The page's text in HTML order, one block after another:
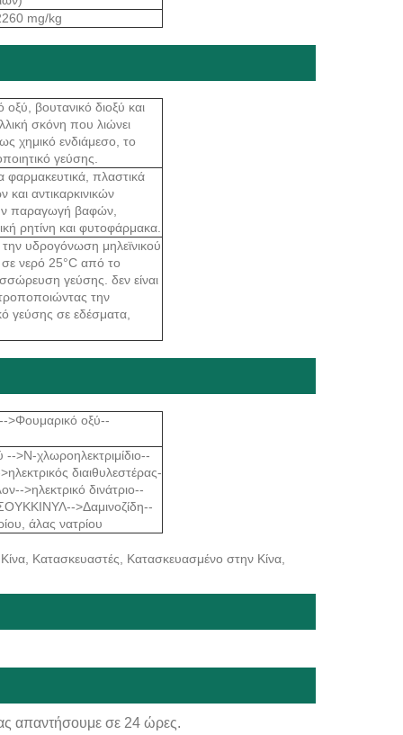
mg/kg
βουτανικό διοξύ και
σκόνη που λιώνει
χημικό ενδιάμεσο, το
γεύσης.
φαρμακευτικά, πλαστικά
αντικαρκινικών
παραγωγή βαφών,
ρητίνη και φυτοφάρμακα.
την υδρογόνωση μηλεϊνικού
σε νερό 25°C από το
γεύσης. δεν είναι
την
γεύσης σε εδέσματα,
>Φουμαρικό οξύ--
-->Ν-χλωροηλεκτριμίδιο--
διαιθυλεστέρας-
>ηλεκτρικό δινάτριο--
>Δαμινοζίδη--
άλας νατρίου
Κατασκευαστές, Κατασκευασμένο στην Κίνα,
απαντήσουμε σε 24 ώρες.